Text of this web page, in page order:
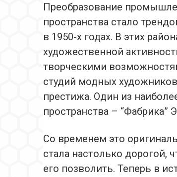
Преобразование
пространства стало
в 1950-х годах. В этих
художественной
творческими
студий модных
престижа. Один из
пространства – “Фабрика”
Со временем это
стала настолько
его позволить. Теперь в